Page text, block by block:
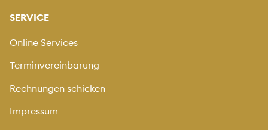
SERVICE
Online Services
Terminvereinbarung
Rechnungen schicken
Impressum